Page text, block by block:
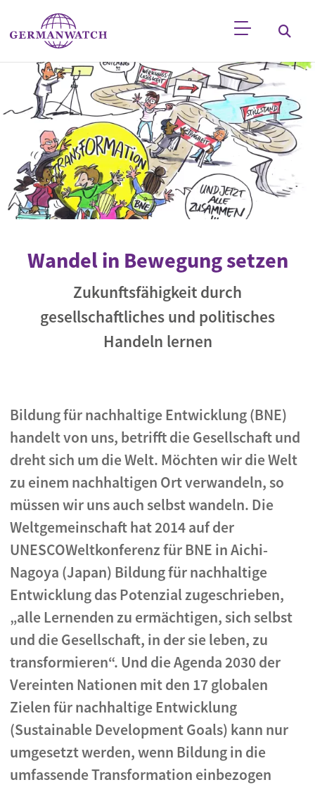
Direkt zum Inhalt
Stichwortsuche
Wandel in Bewegung setzen
Zukunftsfähigkeit durch
gesellschaftliches und politisches
Handeln lernen
Bildung für nachhaltige Entwicklung (BNE)
handelt von uns, betrifft die Gesellschaft und
dreht sich um die Welt. Möchten wir die Welt
zu einem nachhaltigen Ort verwandeln, so
müssen wir uns auch selbst wandeln. Die
Weltgemeinschaft hat 2014 auf der
UNESCOWeltkonferenz für BNE in Aichi-
Nagoya (Japan) Bildung für nachhaltige
Entwicklung das Potenzial zugeschrieben,
„alle Lernenden zu ermächtigen, sich selbst
und die Gesellschaft, in der sie leben, zu
transformieren“. Und die Agenda 2030 der
Vereinten Nationen mit den 17 globalen
Zielen für nachhaltige Entwicklung
(Sustainable Development Goals) kann nur
umgesetzt werden, wenn Bildung in die
umfassende Transformation einbezogen